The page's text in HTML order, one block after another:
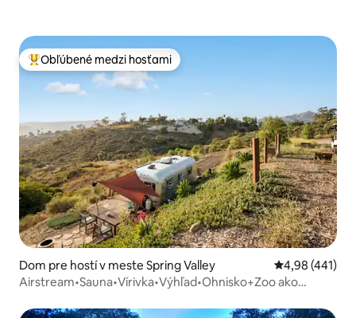
Najobľúbenejšie medzi hosťami
Obľúbené medzi hosťami
Dom pre hostí v meste Spring Valley Priemerné
4,98 (441)
Airstream•Sauna•Vírivka•Výhľad•Ohnisko+Zoo ako